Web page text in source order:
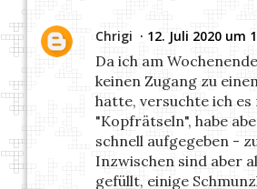
Chrigi 12. Juli 2020 um
Da ich am
keinen Zugang zu
hatte, versuchte ich es
"Kopfrätseln", habe
schnell aufgegeben -
Inzwischen sind aber
gefüllt, einige